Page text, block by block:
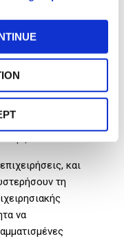
τηλεδιάσκεψη.
δεν
, αλλά
και
νομικά
σύγκλησης
και
τη
να